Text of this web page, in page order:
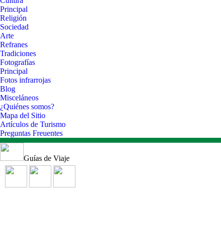
Principal
Religión
Sociedad
Arte
Refranes
Tradiciones
Fotografías
Principal
Fotos infrarrojas
Blog
Misceláneos
¿Quiénes somos?
Mapa del Sitio
Artículos de Turismo
Preguntas Freuentes
Guías de Viaje